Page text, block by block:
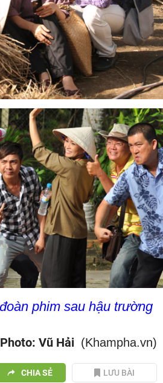
phim sau hậu trường
Vũ Hải (Khampha.vn)
CHIA SẺ LƯU BÀI